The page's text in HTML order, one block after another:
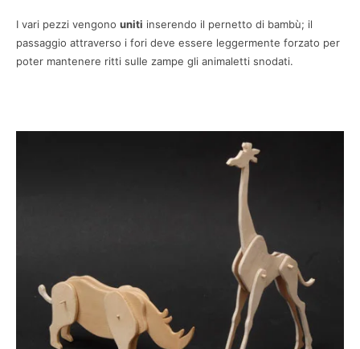
I vari pezzi vengono uniti inserendo il pernetto di bambù; il
passaggio attraverso i fori deve essere leggermente forzato per
poter mantenere ritti sulle zampe gli animaletti snodati.